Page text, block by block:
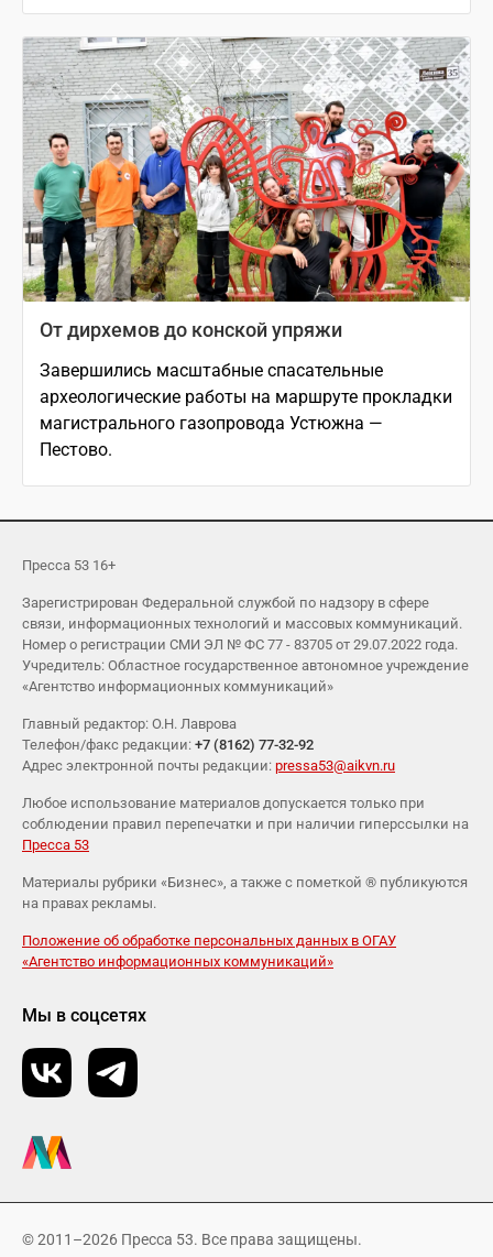
От дирхемов до конской упряжи
Завершились масштабные спасательные
археологические работы на маршруте прокладки
магистрального газопровода Устюжна —
Пестово.
Пресса 53 16+
Зарегистрирован Федеральной службой по надзору в сфере
связи, информационных технологий и массовых коммуникаций.
Номер о регистрации СМИ ЭЛ № ФС 77 - 83705 от 29.07.2022 года.
Учредитель: Областное государственное автономное учреждение
«Агентство информационных коммуникаций»
Главный редактор: О.Н. Лаврова
Телефон/факс редакции: +7 (8162) 77-32-92
Адрес электронной почты редакции: pressa53@aikvn.ru
Любое использование материалов допускается только при
соблюдении правил перепечатки и при наличии гиперссылки на
Пресса 53
Материалы рубрики «Бизнес», а также с пометкой ® публикуются
на правах рекламы.
Положение об обработке персональных данных в ОГАУ
«Агентство информационных коммуникаций»
Мы в соцсетях
© 2011–2026 Пресса 53. Все права защищены.